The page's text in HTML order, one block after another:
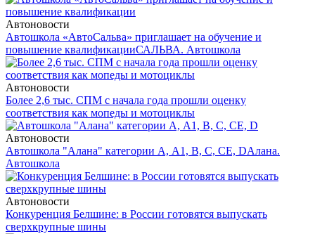
Автоновости
Автошкола «АвтоСальва» приглашает на обучение и
повышение квалификацииСАЛЬВА. Автошкола
Автоновости
Более 2,6 тыс. СПМ с начала года прошли оценку
соответствия как мопеды и мотоциклы
Автоновости
Автошкола "Алана" категории А, А1, В, С, СЕ, DАлана.
Автошкола
Автоновости
Конкуренция Белшине: в России готовятся выпускать
сверхкрупные шины